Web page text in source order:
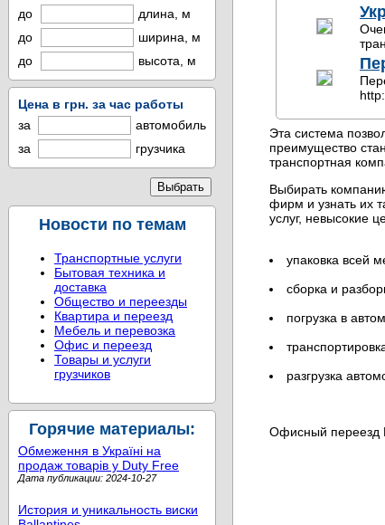
до
длина, м
до
ширина, м
до
высота, м
Цена в грн. за час работы
за
автомобиль
за
грузчика
Новости по темам
Транспортные услуги
Бытовая техника и
доставка
Общество и переезды
Квартира и переезд
Мебель и перевозка
Офис и переезд
Товары и услуги
грузчиков
Горячие материалы:
Обмеження в Україні на
продаж товарів у Duty Free
Дата публикации: 2024-10-27
История и уникальность виски
Эта система
преимущество
транспортная
Выбирать
фирм и узнать их
услуг, невысокие
упаковка всей
сборка и
погрузка в
разгрузка
Офисный переезд